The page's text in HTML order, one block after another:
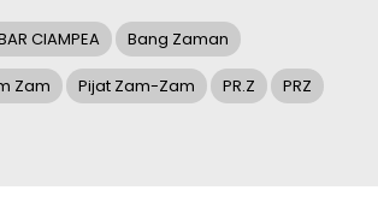
CIAMPEA Bang Zaman
Zam Pijat Zam-Zam PR.Z PRZ